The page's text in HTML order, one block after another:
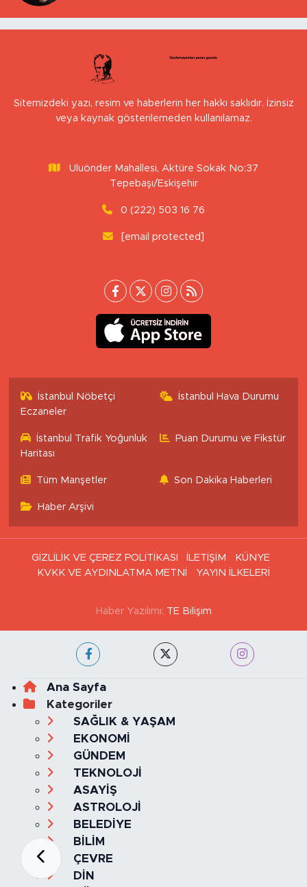
Sitemizdeki yazı, resim ve haberlerin her hakkı saklıdır. İzinsiz
veya kaynak gösterilemeden kullanılamaz.
Uluönder Mahallesi, Aktüre Sokak No:37
Tepebaşı/Eskişehir
0 (222) 503 16 76
[email protected]
İstanbul Nöbetçi
Eczaneler
İstanbul Hava Durumu
İstanbul Trafik Yoğunluk
Haritası
Puan Durumu ve Fikstür
Tüm Manşetler Son Dakika Haberleri
Haber Arşivi
GİZLİLİK VE ÇEREZ POLİTİKASI İLETİŞİM
KÜNYE
KVKK VE AYDINLATMA METNİ
YAYIN İLKELERİ
Haber Yazılımı: TE Bilişim
Ana Sayfa
Kategoriler
SAĞLIK & YAŞAM
EKONOMİ
GÜNDEM
TEKNOLOJİ
ASAYİŞ
ASTROLOJİ
BELEDİYE
BİLİM
ÇEVRE
DİN